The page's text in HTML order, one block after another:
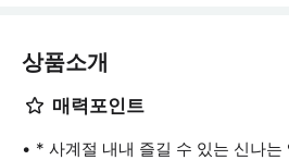
상품소개
매력포인트
* 사계절 내내 즐길 수 있는 신나